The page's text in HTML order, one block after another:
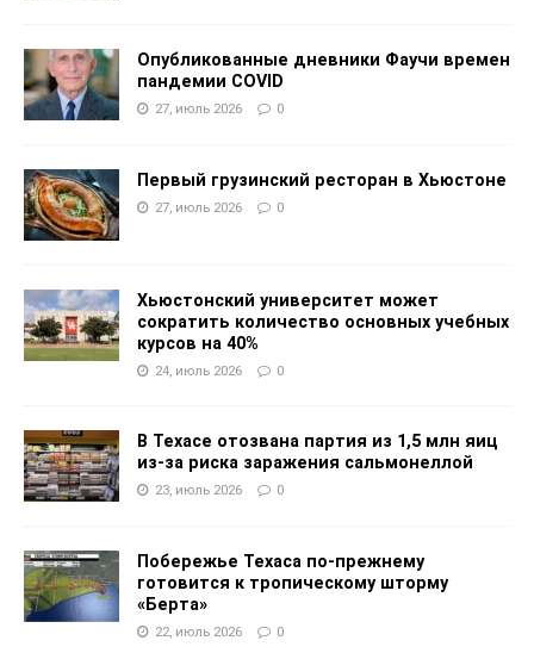
Опубликованные дневники Фаучи времен
пандемии COVID
27, июль 2026 0
Первый грузинский ресторан в Хьюстоне
27, июль 2026 0
Хьюстонский университет может
сократить количество основных учебных
курсов на 40%
24, июль 2026 0
В Техасе отозвана партия из 1,5 млн яиц
из-за риска заражения сальмонеллой
23, июль 2026 0
Побережье Техаса по-прежнему
готовится к тропическому шторму
«Берта»
22, июль 2026 0